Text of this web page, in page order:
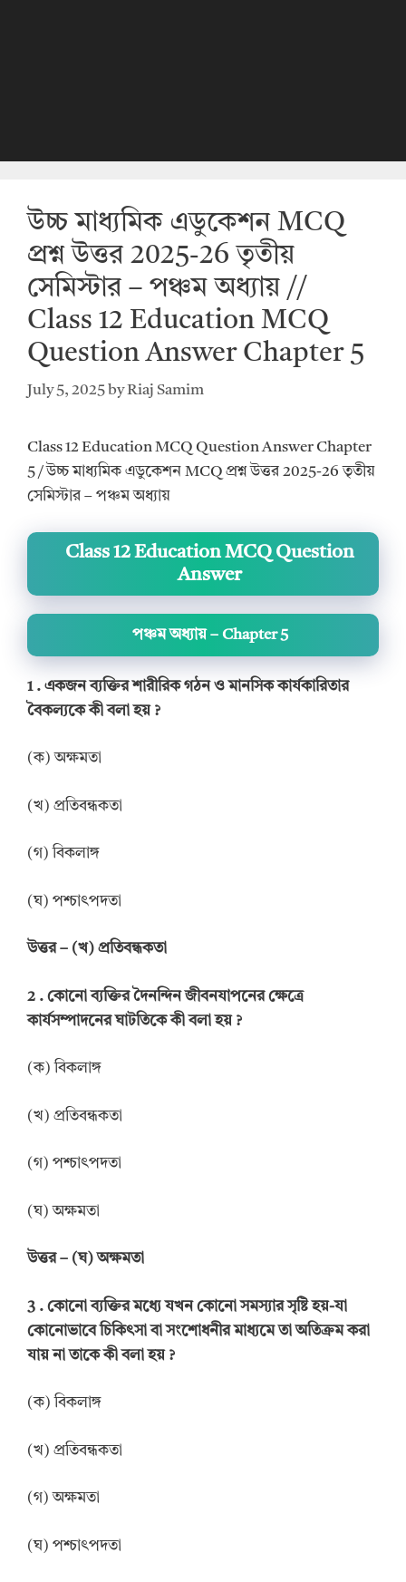
উচ্চ মাধ্যমিক এডুকেশন MCQ
প্রশ্ন উত্তর 2025-26 তৃতীয়
সেমিস্টার – পঞ্চম অধ্যায় //
Class 12 Education MCQ
Question Answer Chapter 5
July 5, 2025 byRiaj Samim
Class 12 Education MCQ Question Answer Chapter
5 / উচ্চ মাধ্যমিক এডুকেশন MCQ প্রশ্ন উত্তর 2025-26 তৃতীয়
সেমিস্টার – পঞ্চম অধ্যায়
Class 12 Education MCQ Question
Answer
পঞ্চম অধ্যায় – Chapter 5
1 . একজন ব্যক্তির শারীরিক গঠন ও মানসিক কার্যকারিতার
বৈকল্যকে কী বলা হয় ?
(ক) অক্ষমতা
(খ) প্রতিবন্ধকতা
(গ) বিকলাঙ্গ
(ঘ) পশ্চাৎপদতা
উত্তর– (খ) প্রতিবন্ধকতা
2 . কোনো ব্যক্তির দৈনন্দিন জীবনযাপনের ক্ষেত্রে
কার্যসম্পাদনের ঘাটতিকে কী বলা হয় ?
(ক) বিকলাঙ্গ
(খ) প্রতিবন্ধকতা
(গ) পশ্চাৎপদতা
(ঘ) অক্ষমতা
উত্তর– (ঘ) অক্ষমতা
3 . কোনো ব্যক্তির মধ্যে যখন কোনো সমস্যার সৃষ্টি হয়-যা
কোনোভাবে চিকিৎসা বা সংশোধনীর মাধ্যমে তা অতিক্রম করা
যায় না তাকে কী বলা হয় ?
(ক) বিকলাঙ্গ
(খ) প্রতিবন্ধকতা
(গ) অক্ষমতা
(ঘ) পশ্চাৎপদতা